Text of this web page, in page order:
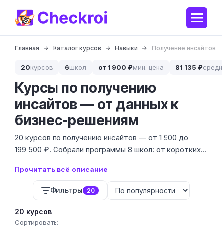
Главная Каталог курсов Навыки Получение инсайтов
20курсов 6школ от 1 900 ₽мин. цена 81 135 ₽
Курсы по получению
инсайтов — от данных к
бизнес-решениям
20 курсов по получению инсайтов — от 1 900 до
199 500 ₽. Собрали программы 8 школ: от коротких
программ с практикой на реальных кейсах.
Прочитать всё описание
Фильтры 20
20 курсов
Сортировать: